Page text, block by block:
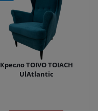
Кресло TOIVO TOIACH
UlAtlantic